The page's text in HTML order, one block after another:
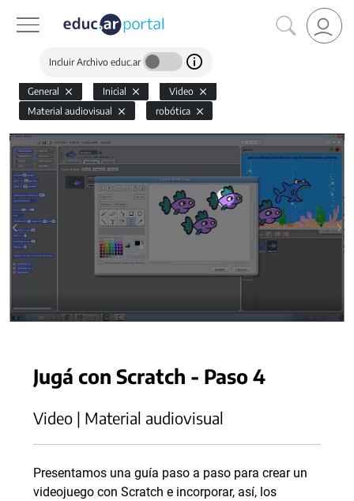
Incluir Archivo educ.ar
General Inicial
Video
Material audiovisual
robótica
Jugá con Scratch - Paso 4
Video | Material audiovisual
Presentamos una guía paso a paso para crear un
videojuego con Scratch e incorporar, así, los